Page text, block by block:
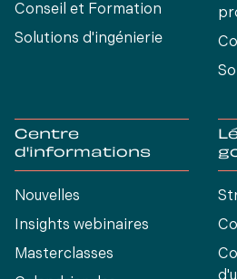
Conseil et Formation
Solutions d'ingénierie
Centre
d'informations
Nouvelles
Insights webinaires
Masterclasses